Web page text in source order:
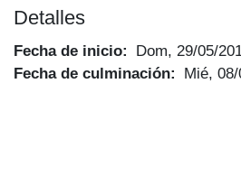
Detalles
Fecha de inicio
Dom, 29/05/
Fecha de culminación
Mié,